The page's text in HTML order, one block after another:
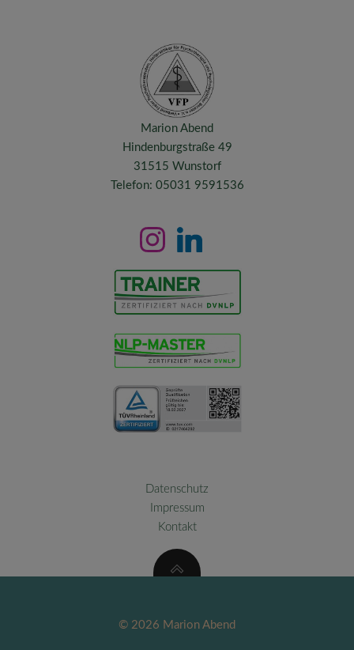
Marion Abend
Hindenburgstraße 49
31515 Wunstorf
Telefon: 05031 9591536
Datenschutz
Impressum
Kontakt
© 2026 Marion Abend